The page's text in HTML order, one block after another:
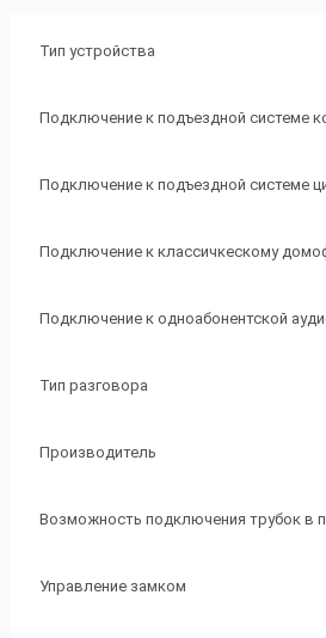
Тип устройства
Подключение к подъездной системе
Подключение к подъездной системе
Подключение к классичкескому
Подключение к одноабонентской
Тип разговора
Производитель
Возможность подключения трубок в
Управление замком